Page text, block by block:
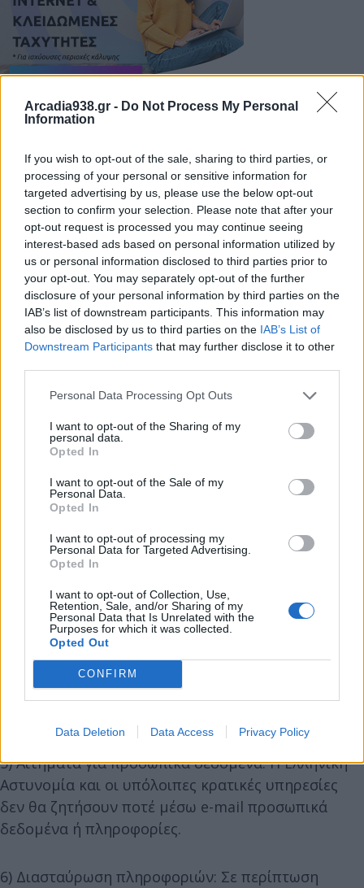
Arcadia938.gr - Do Not Process My Personal
Information
If you wish to opt-out of the sale, sharing to third parties, or
processing of your personal or sensitive information for
targeted advertising by us, please use the below opt-out
section to confirm your selection. Please note that after your
opt-out request is processed you may continue seeing
interest-based ads based on personal information utilized by
us or personal information disclosed to third parties prior to
your opt-out. You may separately opt-out of the further
disclosure of your personal information by third parties on the
IAB’s list of downstream participants. This information may
also be disclosed by us to third parties on the IAB’s List of
Downstream Participants that may further disclose it to other
Personal Data Processing Opt Outs
I want to opt-out of the Sharing of my
personal data.
Opted In
I want to opt-out of the Sale of my
Personal Data.
Opted In
I want to opt-out of processing my
Personal Data for Targeted Advertising.
Opted In
I want to opt-out of Collection, Use,
Retention, Sale, and/or Sharing of my
Personal Data that Is Unrelated with the
Purposes for which it was collected.
Opted Out
CONFIRM
Data Deletion Data Access Privacy Policy
χρησιμοποιούν την επιλογή προβολής της
επικεφαλίδας (header) του ηλεκτρονικού
ταχυδρομείου που χρησιμοποιούν, καθώς
περιέχουν σημαντικές πληροφορίες σχετικά με τον
αποστολέα, τον παραλήπτη και τη διαδρομή που
ακολουθεί το μήνυμα μέσω διάφορων
διακομιστών.
2) Έλεγχος αποστολέα μηνύματος: Να ελέγχουν
προσεκτικά τη διεύθυνση του αποστολέα και να
αναζητούν τυχόν ασυνήθιστα στοιχεία, όπως
λανθασμένα ονόματα ή περίεργες καταλήξεις. Για
παράδειγμα στην προκειμένη περίπτωση η
διεύθυνση του αποστολέα είναι
πρόκειται για απατηλό μήνυμα.
3) Συντακτικά και ορθογραφικά λάθη: Τα απατηλά
μηνύματα συχνά περιέχουν γραμματικά ή
πλαστότητά τους.
4) Συνημμένα αρχεία και σύνδεσμοι: Να μην
ανοίγουν συνημμένα αρχεία ή συνδέσμους από
άγνωστες ή ύποπτες πηγές, καθώς ενδέχεται να
5) Αιτήματα για προσωπικά δεδομένα: Η Ελληνική
Αστυνομία και οι υπόλοιπες κρατικές υπηρεσίες
δεν θα ζητήσουν ποτέ μέσω e-mail προσωπικά
δεδομένα ή πληροφορίες.
6) Διασταύρωση πληροφοριών: Σε περίπτωση